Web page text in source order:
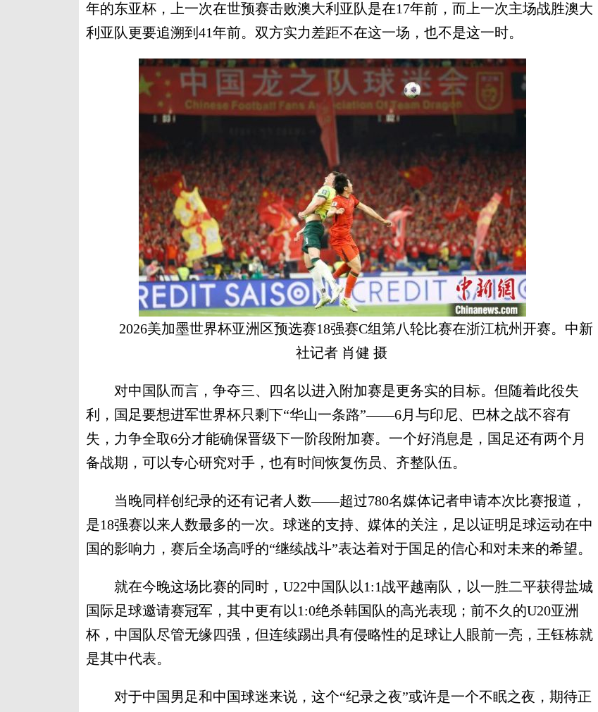
年的东亚杯，上一次在世预赛击败澳大利亚队是在17年前，而上一次主场战胜澳大
利亚队更要追溯到41年前。双方实力差距不在这一场，也不是这一时。
2026美加墨世界杯亚洲区预选赛18强赛C组第八轮比赛在浙江杭州开赛。中新
社记者 肖健 摄
对中国队而言，争夺三、四名以进入附加赛是更务实的目标。但随着此役失
利，国足要想进军世界杯只剩下“华山一条路”——6月与印尼、巴林之战不容有
失，力争全取6分才能确保晋级下一阶段附加赛。一个好消息是，国足还有两个月
备战期，可以专心研究对手，也有时间恢复伤员、齐整队伍。
当晚同样创纪录的还有记者人数——超过780名媒体记者申请本次比赛报道，
是18强赛以来人数最多的一次。球迷的支持、媒体的关注，足以证明足球运动在中
国的影响力，赛后全场高呼的“继续战斗”表达着对于国足的信心和对未来的希望。
就在今晚这场比赛的同时，U22中国队以1:1战平越南队，以一胜二平获得盐城
国际足球邀请赛冠军，其中更有以1:0绝杀韩国队的高光表现；前不久的U20亚洲
杯，中国队尽管无缘四强，但连续踢出具有侵略性的足球让人眼前一亮，王钰栋就
是其中代表。
对于中国男足和中国球迷来说，这个“纪录之夜”或许是一个不眠之夜，期待正